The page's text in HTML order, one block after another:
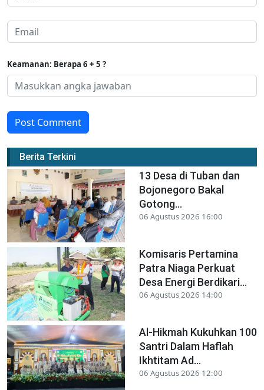
Keamanan: Berapa 6 + 5 ?
Post Comment
Berita Terkini
13 Desa di Tuban dan
Bojonegoro Bakal
Gotong...
06 Agustus 2026 16:00
Komisaris Pertamina
Patra Niaga Perkuat
Desa Energi Berdikari...
06 Agustus 2026 14:00
Al-Hikmah Kukuhkan 100
Santri Dalam Haflah
Ikhtitam Ad...
06 Agustus 2026 12:00